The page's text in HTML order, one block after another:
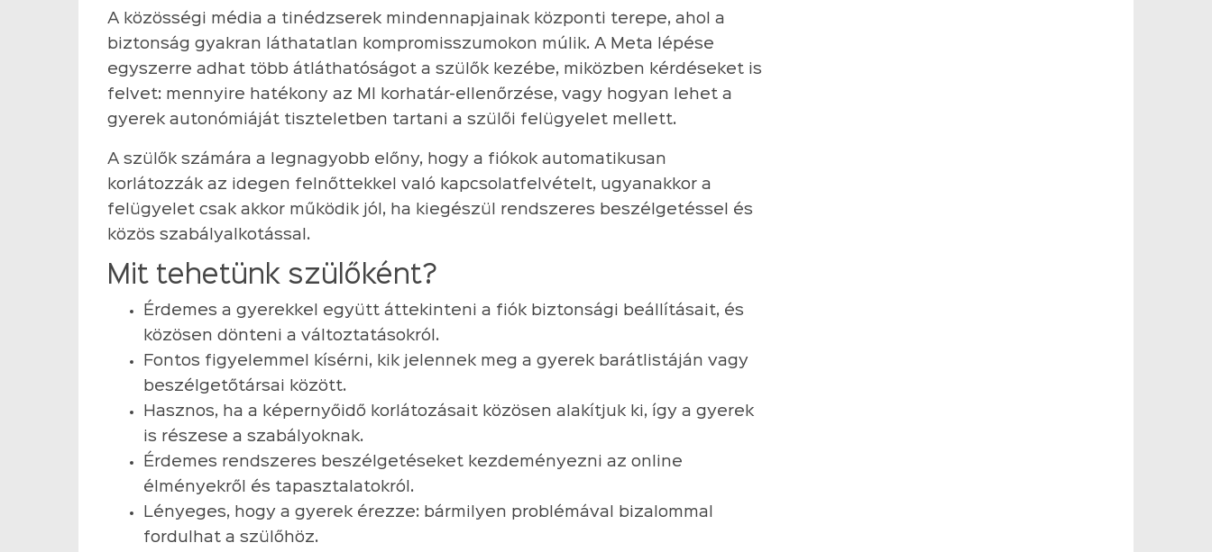
A közösségi média a tinédzserek mindennapjainak központi terepe, ahol a
biztonság gyakran láthatatlan kompromisszumokon múlik. A Meta lépése
egyszerre adhat több átláthatóságot a szülők kezébe, miközben kérdéseket is
felvet: mennyire hatékony az MI korhatár-ellenőrzése, vagy hogyan lehet a
gyerek autonómiáját tiszteletben tartani a szülői felügyelet mellett.
A szülők számára a legnagyobb előny, hogy a fiókok automatikusan
korlátozzák az idegen felnőttekkel való kapcsolatfelvételt, ugyanakkor a
felügyelet csak akkor működik jól, ha kiegészül rendszeres beszélgetéssel és
közös szabályalkotással.
Mit tehetünk szülőként?
Érdemes a gyerekkel együtt áttekinteni a fiók biztonsági beállításait, és
közösen dönteni a változtatásokról.
Fontos figyelemmel kísérni, kik jelennek meg a gyerek barátlistáján vagy
beszélgetőtársai között.
Hasznos, ha a képernyőidő korlátozásait közösen alakítjuk ki, így a gyerek
is részese a szabályoknak.
Érdemes rendszeres beszélgetéseket kezdeményezni az online
élményekről és tapasztalatokról.
Lényeges, hogy a gyerek érezze: bármilyen problémával bizalommal
fordulhat a szülőhöz.